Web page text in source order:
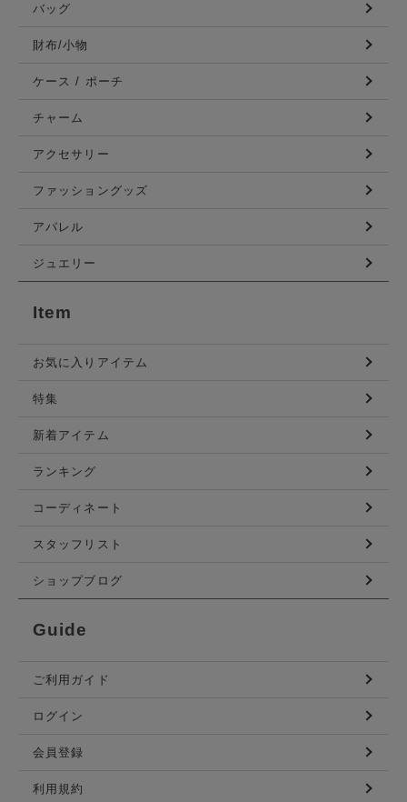
バッグ
財布/小物
ケース / ポーチ
チャーム
アクセサリー
ファッショングッズ
アパレル
ジュエリー
Item
お気に入りアイテム
特集
新着アイテム
ランキング
コーディネート
スタッフリスト
ショップブログ
Guide
ご利用ガイド
ログイン
会員登録
利用規約